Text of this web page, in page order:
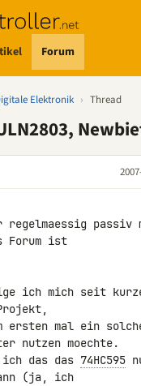
Forum
Elektronik › Thread
passiv
Forum ist
ich mich seit
ersten mal ein
nutzen moechte.
ich das das 74HC595
(ja, ich